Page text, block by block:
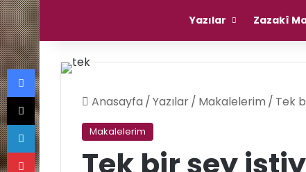
Ana Sayfa
Yazılar Zazakî
Anasayfa /Yazılar/ Makalelerim / Tek
Makalelerim
Tek bir şey
Facebook
X
LinkedIn
Pinterest